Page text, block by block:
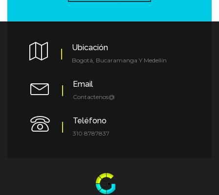
Ubicación
Bogotá, Bucaramanga Y Medellín
Email
Contactenos@
Teléfono
310 8787837